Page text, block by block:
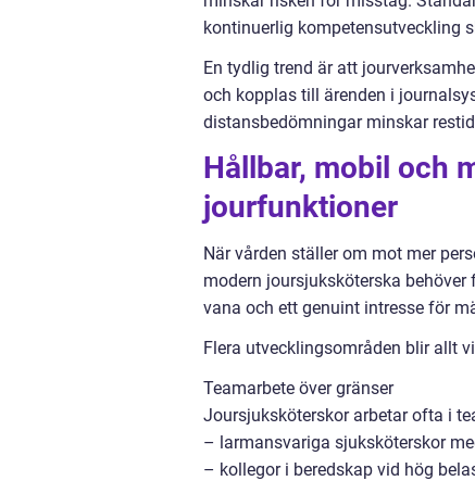
kontinuerlig kompetensutveckling
En tydlig trend är att
och kopplas till ärenden i
distansbedömningar minskar
Hållbar, mobil och
jourfunktioner
När vården ställer om mot mer
modern joursjuksköterska
vana och ett genuint intresse för
Flera utvecklingsområden blir allt
Teamarbete över gränser
Joursjuksköterskor arbetar ofta i
– larmansvariga sjuksköterskor
– kollegor i beredskap vid hög